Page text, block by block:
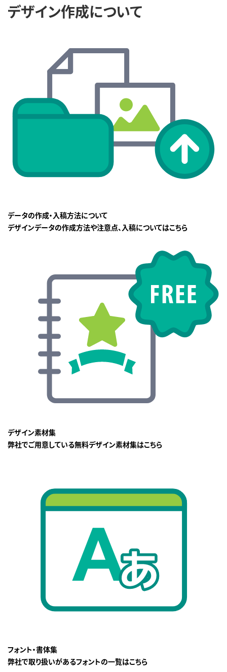
デザイン作成について
データの作成・入稿方法について
デザインデータの作成方法や注意点、入稿についてはこちら
デザイン素材集
弊社でご用意している無料デザイン素材集はこちら
フォント・書体集
弊社で取り扱いがあるフォントの一覧はこちら